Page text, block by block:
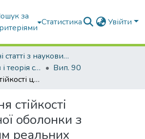
за
Статистика Увійти
Вибрані статті з наукових збірників КНУБА
Опір матеріалів і теорія споруд
Вип. 90
Дослідження стійкості циліндричної оболонки з урахуванням реальних недосконалостей форми
стійкості
оболонки з
реальних